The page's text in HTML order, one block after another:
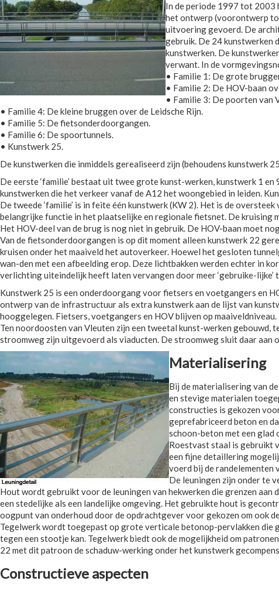
In de periode 1997 tot 2003
het ontwerp (voorontwerp
uitvoering gevoerd. De
gebruik. De 24 kunstwerken
kunstwerken. De
verwant. In de
• Familie 1: De grote
• Familie 2: De HOV-baan
• Familie 3: De poorten van
• Familie 4: De kleine bruggen over de Leidsche Rijn.
• Familie 5: De fietsonderdoorgangen.
• Familie 6: De spoortunnels.
• Kunstwerk 25.
De kunstwerken die inmiddels gerealiseerd zijn (behoudens
De eerste ‘familie’ bestaat uit twee grote kunst-werken, kunstwerk 1
kunstwerken die het verkeer vanaf de A12 het woongebied in leiden.
De tweede ‘familie’ is in feite één kunstwerk (KW 2). Het is de
belangrijke functie in het plaatselijke en regionale fietsnet. De kruising
Het HOV-deel van de brug is nog niet in gebruik. De HOV-baan moet
Van de fietsonderdoorgangen is op dit moment alleen kunstwerk 22
kruisen onder het maaiveld het autoverkeer. Hoewel het gesloten
wan-den met een afbeelding erop. Deze lichtbakken werden echter in
verlichting uiteindelijk heeft laten vervangen door meer ‘gebruike-lijke’
Kunstwerk 25 is een onderdoorgang voor fietsers en voetgangers en
ontwerp van de infrastructuur als extra kunstwerk aan de lijst van
hooggelegen. Fietsers, voetgangers en HOV blijven op
Ten noordoosten van Vleuten zijn een tweetal kunst-werken
stroomweg zijn uitgevoerd als viaducten. De stroomweg sluit daar aan
Materialisering
Bij de materialisering van
en stevige materialen
constructies is gekozen
geprefabriceerd beton en
schoon-beton met een
Roestvast staal is gebruikt
een fijne detaillering
voerd bij de randelementen
De leuningen zijn onder te
Hout wordt gebruikt voor de leuningen van hekwerken die grenzen
een stedelijke als een landelijke omgeving. Het gebruikte hout is
oogpunt van onderhoud door de opdrachtgever voor gekozen om ook
Tegelwerk wordt toegepast op grote verticale betonop-pervlakken
tegen een stootje kan. Tegelwerk biedt ook de mogelijkheid om
22 met dit patroon de schaduw-werking onder het kunstwerk
Constructieve aspecten